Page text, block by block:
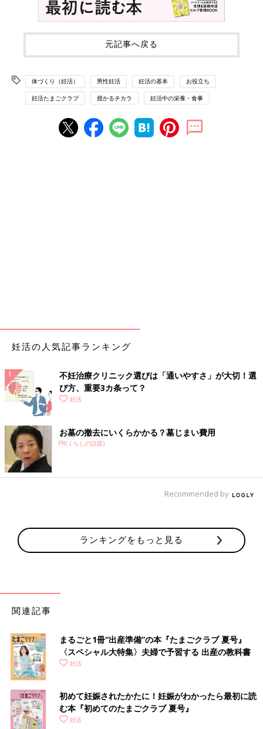
元記事へ戻る
体づくり（妊活） 男性妊活 妊活の基本 お役立ち
妊活たまごクラブ 授かるチカラ 妊活中の栄養・食事
妊活の人気記事ランキング
不妊治療クリニック選びは「通いやすさ」が大切！選
び方、重要3カ条って？
妊活
お墓の撤去にいくらかかる？墓じまい費用
PR(くらしの話題)
Recommended by
ランキングをもっと見る
関連記事
まるごと1冊“出産準備”の本『たまごクラブ 夏号』
〈スペシャル大特集〉夫婦で予習する 出産の教科書
妊活
初めて妊娠されたかたに！妊娠がわかったら最初に読
む本『初めてのたまごクラブ 夏号』
妊活